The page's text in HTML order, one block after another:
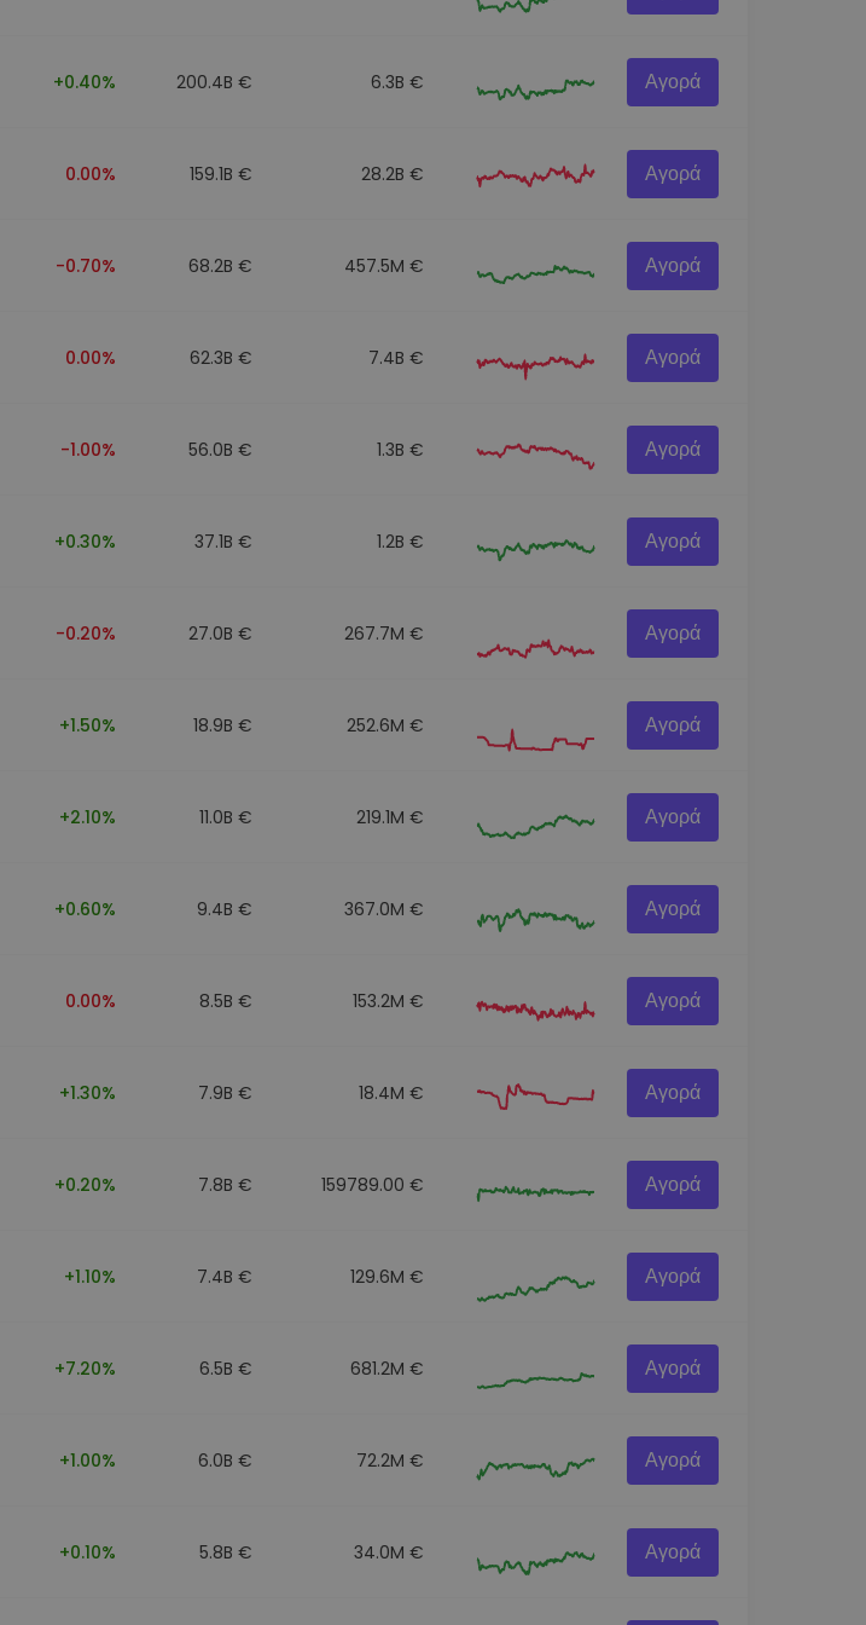
+0.40% 200.4B € 6.3B € Αγορά
0.00% 159.1B € 28.2B € Αγορά
-0.70% 68.2B € 457.5M € Αγορά
0.00% 62.3B € 7.4B € Αγορά
-1.00% 56.0B € 1.3B € Αγορά
+0.30% 37.1B € 1.2B € Αγορά
-0.20% 27.0B € 267.7M € Αγορά
+1.50% 18.9B € 252.6M € Αγορά
+2.10% 11.0B € 219.1M € Αγορά
+0.60% 9.4B € 367.0M € Αγορά
0.00% 8.5B € 153.2M € Αγορά
+1.30% 7.9B € 18.4M € Αγορά
+0.20% 7.8B € 159789.00 € Αγορά
+1.10% 7.4B € 129.6M € Αγορά
+7.20% 6.5B € 681.2M € Αγορά
+1.00% 6.0B € 72.2M € Αγορά
+0.10% 5.8B € 34.0M € Αγορά